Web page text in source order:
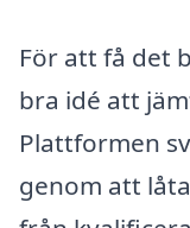
För att få det
bra idé att
Plattformen
genom att